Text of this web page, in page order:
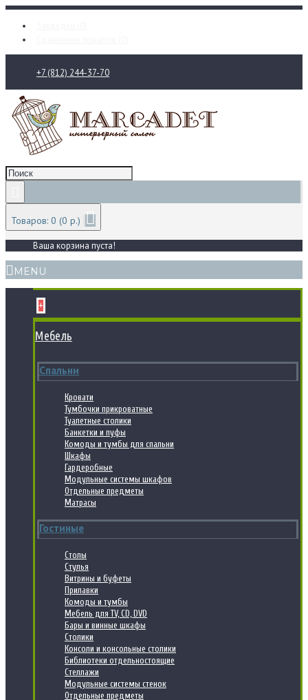
+7 (812) 244-37-70
Товаров: 0 (0 р.)
Ваша корзина пуста!
MENU
+
Мебель
Спальни
Кровати
Тумбочки прикроватные
Туалетные столики
Банкетки и пуфы
Комоды и тумбы для спальни
Шкафы
Гардеробные
Модульные системы шкафов
Отдельные предметы
Матрасы
Гостиные
Столы
Стулья
Витрины и буфеты
Прилавки
Комоды и тумбы
Мебель для TV, CD, DVD
Бары и винные шкафы
Столики
Консоли и консольные столики
Библиотеки отдельностоящие
Стеллажи
Модульные системы стенок
Отдельные предметы